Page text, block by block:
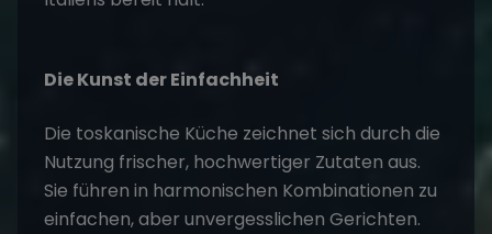
Die Kunst der Einfachheit
Die toskanische Küche zeichnet sich durch die
Nutzung frischer, hochwertiger Zutaten aus.
Sie führen in harmonischen Kombinationen zu
einfachen, aber unvergesslichen Gerichten.